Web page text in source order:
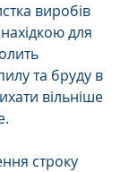
виробів
для
та бруду в
вільніше
строку